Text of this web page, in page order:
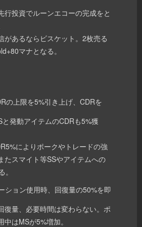
行投資でルーンエコーの完成をと
があるならビスケット。2枚売る
マナとなる。
の上限を5%引き上げ、CDRを
と発動アイテムのCDRも5%獲
によりポークやトレードの強
たスマイト等SSやアイテムへの
ション使用時、回復量の50%を即
復量、必要時間は変わらない。ポ
中はMSが5%増加。